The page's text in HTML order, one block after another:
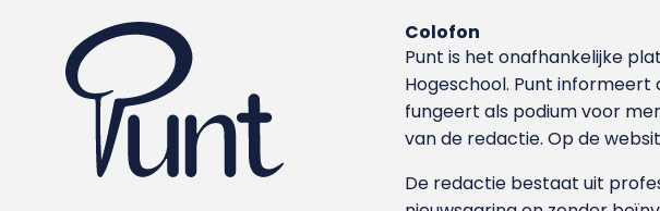
Colofon
Punt is het onafhankelijke
Hoge­school. Punt
fungeert als podium voor
van de redactie. Op de
De redactie bestaat uit